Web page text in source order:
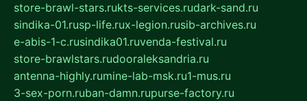
store-brawl-stars.rukts-services.rudark-sand.ru
sindika-01.rusp-life.rux-legion.rusib-archives.ru
e-abis-1-c.rusindika01.ruvenda-festival.ru
store-brawlstars.rudooraleksandria.ru
antenna-highly.rumine-lab-msk.ru1-mus.ru
3-sex-porn.ruban-damn.rupurse-factory.ru